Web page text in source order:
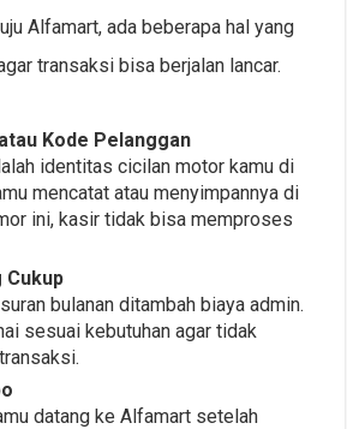
Alfamart, ada beberapa hal yang
transaksi bisa berjalan lancar.
Kode Pelanggan
identitas cicilan motor kamu di
mencatat atau menyimpannya di
ini, kasir tidak bisa memproses
Cukup
bulanan ditambah biaya admin.
sesuai kebutuhan agar tidak
datang ke Alfamart setelah